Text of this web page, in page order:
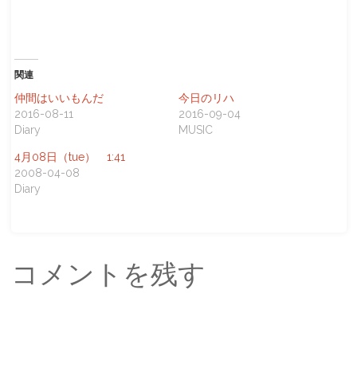
関連
仲間はいいもんだ
2016-08-11
Diary
今日のリハ
2016-09-04
MUSIC
4月08日（tue） 1:41
2008-04-08
Diary
コメントを残す